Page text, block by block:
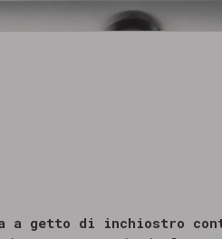
a getto di inchiostro